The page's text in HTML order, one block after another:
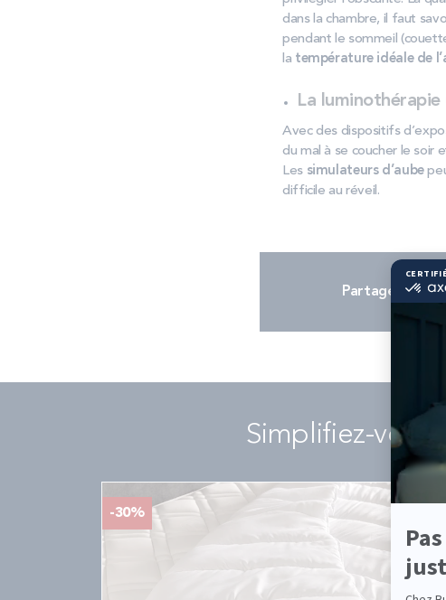
dans la chambre, il faut
pendant le sommeil
la température idéale de
La
Avec des dispositifs
du mal à se coucher le soir
Les simulateurs d’aube
difficile au réveil.
Partager cet
Simplifiez-vous
-30%